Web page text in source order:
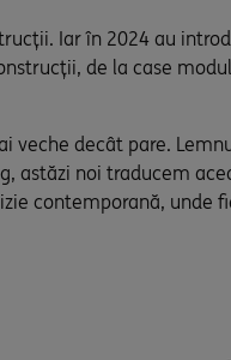
Iar în 2024 au
de la case
veche decât pare.
noi traducem
contemporană,